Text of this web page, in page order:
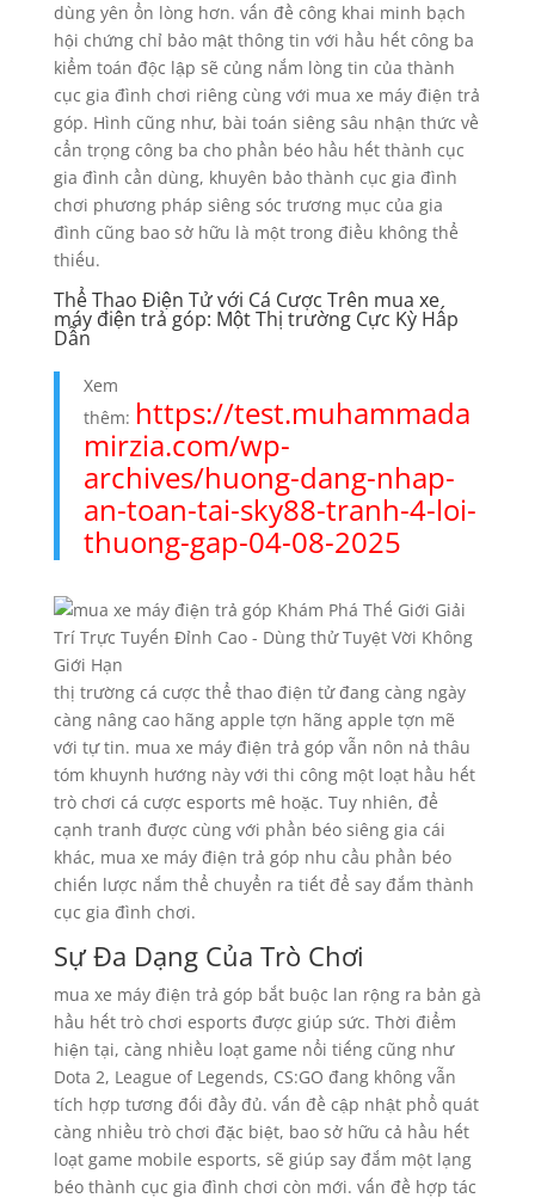
dùng yên ổn lòng hơn. vấn đề công khai minh bạch
hội chứng chỉ bảo mật thông tin với hầu hết công ba
kiểm toán độc lập sẽ củng nắm lòng tin của thành
cục gia đình chơi riêng cùng với mua xe máy điện trả
góp. Hình cũng như, bài toán siêng sâu nhận thức về
cẩn trọng công ba cho phần béo hầu hết thành cục
gia đình cần dùng, khuyên bảo thành cục gia đình
chơi phương pháp siêng sóc trương mục của gia
đình cũng bao sở hữu là một trong điều không thể
thiếu.
Thể Thao Điện Tử với Cá Cược Trên mua xe
máy điện trả góp: Một Thị trường Cực Kỳ Hấp
Dẫn
Xem
thêm: https://test.muhammada
mirzia.com/wp-
archives/huong-dang-nhap-
an-toan-tai-sky88-tranh-4-loi-
thuong-gap-04-08-2025
thị trường cá cược thể thao điện tử đang càng ngày
càng nâng cao hãng apple tợn hãng apple tợn mẽ
với tự tin. mua xe máy điện trả góp vẫn nôn nả thâu
tóm khuynh hướng này với thi công một loạt hầu hết
trò chơi cá cược esports mê hoặc. Tuy nhiên, để
cạnh tranh được cùng với phần béo siêng gia cái
khác, mua xe máy điện trả góp nhu cầu phần béo
chiến lược nắm thể chuyển ra tiết để say đắm thành
cục gia đình chơi.
Sự Đa Dạng Của Trò Chơi
mua xe máy điện trả góp bắt buộc lan rộng ra bản gà
hầu hết trò chơi esports được giúp sức. Thời điểm
hiện tại, càng nhiều loạt game nổi tiếng cũng như
Dota 2, League of Legends, CS:GO đang không vẫn
tích hợp tương đối đầy đủ. vấn đề cập nhật phổ quát
càng nhiều trò chơi đặc biệt, bao sở hữu cả hầu hết
loạt game mobile esports, sẽ giúp say đắm một lạng
béo thành cục gia đình chơi còn mới. vấn đề hợp tác